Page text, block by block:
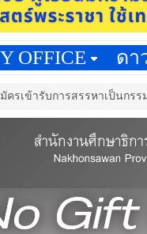
OFFICE ดา
รเข้ารับการสรรหาเป็นกร